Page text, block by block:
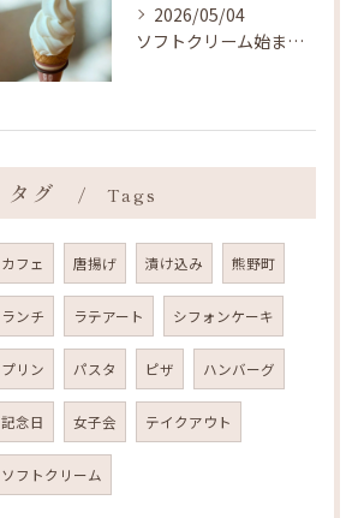
2026/05/04
ソフトクリーム始まりました ˎˊ˗
タグ Tags
カフェ 唐揚げ 漬け込み 熊野町
ランチ ラテアート シフォンケーキ
プリン パスタ ピザ ハンバーグ
記念日 女子会 テイクアウト
ソフトクリーム